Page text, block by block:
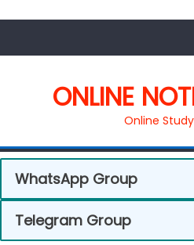
ONLINE
Online
WhatsApp Group
Telegram Group